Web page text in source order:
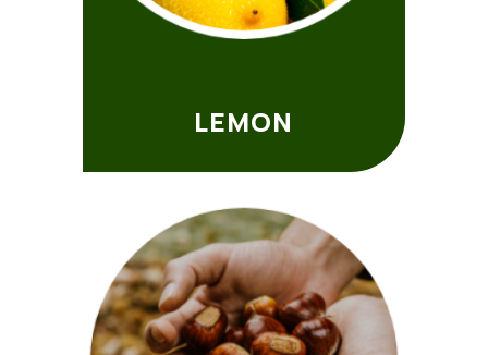
LEMON